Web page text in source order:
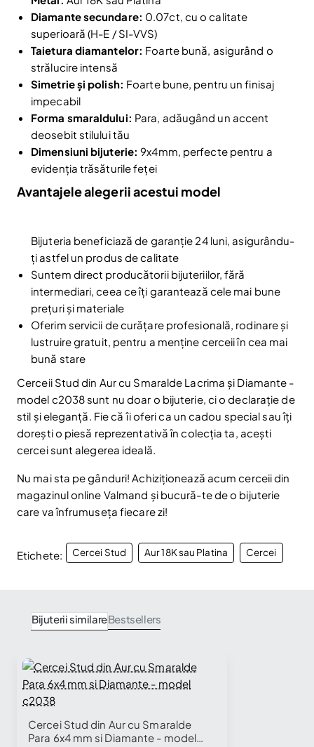
Fii la curent cu noutățile și promoțiile abonându-te
la newsletter-ul nostru.
Email
Abonare
Am citit și sunt de acord cu
Nu mai afișa.
Diamante secundare: 0.07ct, cu o calitate
superioară (H-E / SI-VVS)
Taietura diamantelor: Foarte bună, asigurând o
strălucire intensă
Simetrie și polish: Foarte bune, pentru un finisaj
impecabil
Forma smaraldului: Para, adăugând un accent
deosebit stilului tău
Dimensiuni bijuterie: 9x4mm, perfecte pentru a
evidenția trăsăturile feței
Avantajele alegerii acestui model
Bijuteria beneficiază de garanție 24 luni, asigurându-
ți astfel un produs de calitate
Suntem direct producătorii bijuteriilor, fără
intermediari, ceea ce îți garantează cele mai bune
prețuri și materiale
Oferim servicii de curățare profesională, rodinare și
lustruire gratuit, pentru a menține cerceii în cea mai
bună stare
Cerceii Stud din Aur cu Smaralde Lacrima și Diamante -
model c2038 sunt nu doar o bijuterie, ci o declarație de
stil și eleganță. Fie că îi oferi ca un cadou special sau îți
dorești o piesă reprezentativă în colecția ta, acești
cercei sunt alegerea ideală.
Nu mai sta pe gânduri! Achiziționează acum cerceii din
magazinul online Valmand și bucură-te de o bijuterie
care va înfrumuseța fiecare zi!
Etichete: Cercei Stud Aur 18K sau Platina Cercei
Bijuterii similareBestsellers
Cercei Stud din Aur cu Smaralde
Para 6x4 mm si Diamante - model